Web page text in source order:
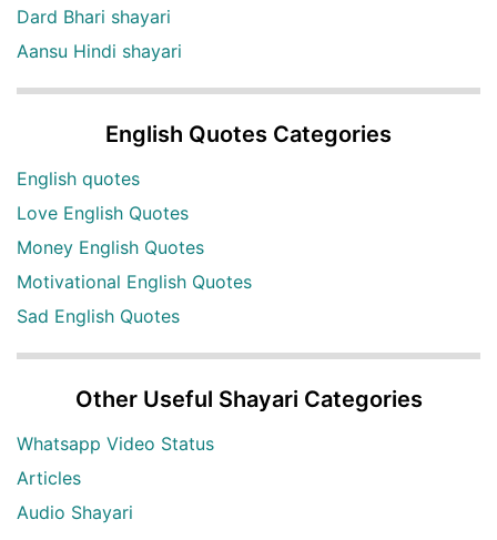
Dard Bhari shayari
Aansu Hindi shayari
English Quotes Categories
English quotes
Love English Quotes
Money English Quotes
Motivational English Quotes
Sad English Quotes
Other Useful Shayari Categories
Whatsapp Video Status
Articles
Audio Shayari